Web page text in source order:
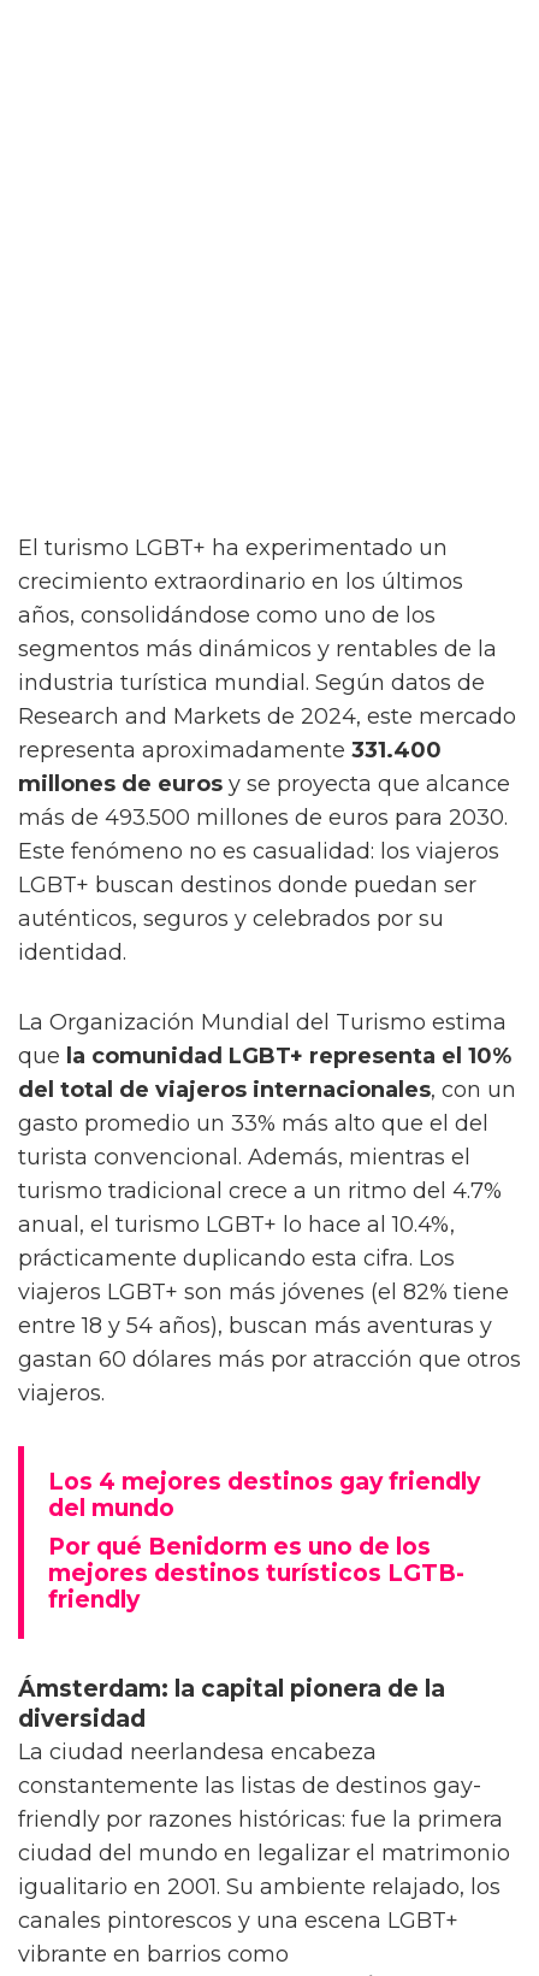
El turismo LGBT+ ha experimentado un
crecimiento extraordinario en los últimos
años, consolidándose como uno de los
segmentos más dinámicos y rentables de la
industria turística mundial. Según datos de
Research and Markets de 2024, este mercado
representa aproximadamente 331.400
millones de euros y se proyecta que alcance
más de 493.500 millones de euros para 2030.
Este fenómeno no es casualidad: los viajeros
LGBT+ buscan destinos donde puedan ser
auténticos, seguros y celebrados por su
identidad.
La Organización Mundial del Turismo estima
que la comunidad LGBT+ representa el 10%
del total de viajeros internacionales, con un
gasto promedio un 33% más alto que el del
turista convencional. Además, mientras el
turismo tradicional crece a un ritmo del 4.7%
anual, el turismo LGBT+ lo hace al 10.4%,
prácticamente duplicando esta cifra. Los
viajeros LGBT+ son más jóvenes (el 82% tiene
entre 18 y 54 años), buscan más aventuras y
gastan 60 dólares más por atracción que otros
viajeros.
Los 4 mejores destinos gay friendly
del mundo
Por qué Benidorm es uno de los
mejores destinos turísticos LGTB-
friendly
Ámsterdam: la capital pionera de la
diversidad
La ciudad neerlandesa encabeza
constantemente las listas de destinos gay-
friendly por razones históricas: fue la primera
ciudad del mundo en legalizar el matrimonio
igualitario en 2001. Su ambiente relajado, los
canales pintorescos y una escena LGBT+
vibrante en barrios como